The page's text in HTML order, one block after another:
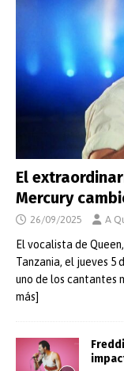
El
Mercury
26/09/2025 A
El vocalista de
Tanzania, el jueves 5
uno de los cantantes
más]